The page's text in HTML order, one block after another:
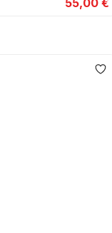
55,00 €